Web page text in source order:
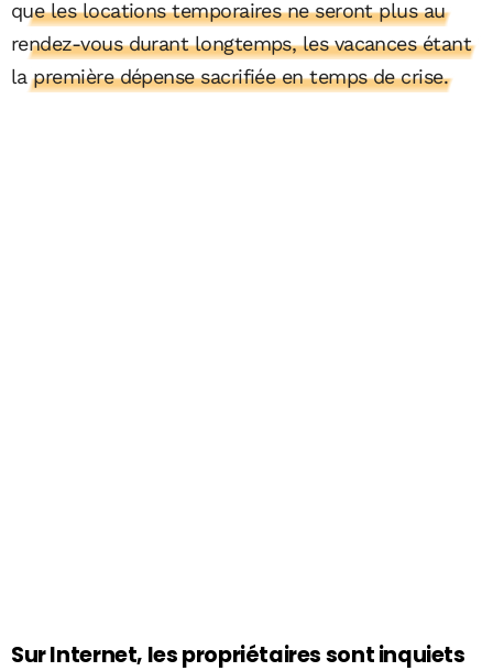
que les locations temporaires ne seront plus au
rendez-vous durant longtemps, les vacances étant
la première dépense sacrifiée en temps de crise.
Sur Internet, les propriétaires sont inquiets